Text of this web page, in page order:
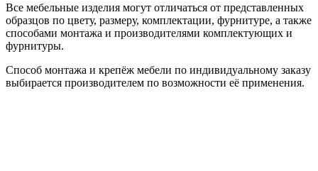
Все мебельные изделия могут отличаться от представленных
образцов по цвету, размеру, комплектации, фурнитуре, а также
способами монтажа и производителями комплектующих и
фурнитуры.
Способ монтажа и крепёж мебели по индивидуальному заказу
выбирается производителем по возможности её применения.